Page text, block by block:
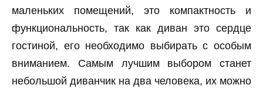
маленьких помещений, это компактность и
функциональность, так как диван это сердце
гостиной, его необходимо выбирать с особым
вниманием. Самым лучшим выбором станет
небольшой диванчик на два человека, их можно